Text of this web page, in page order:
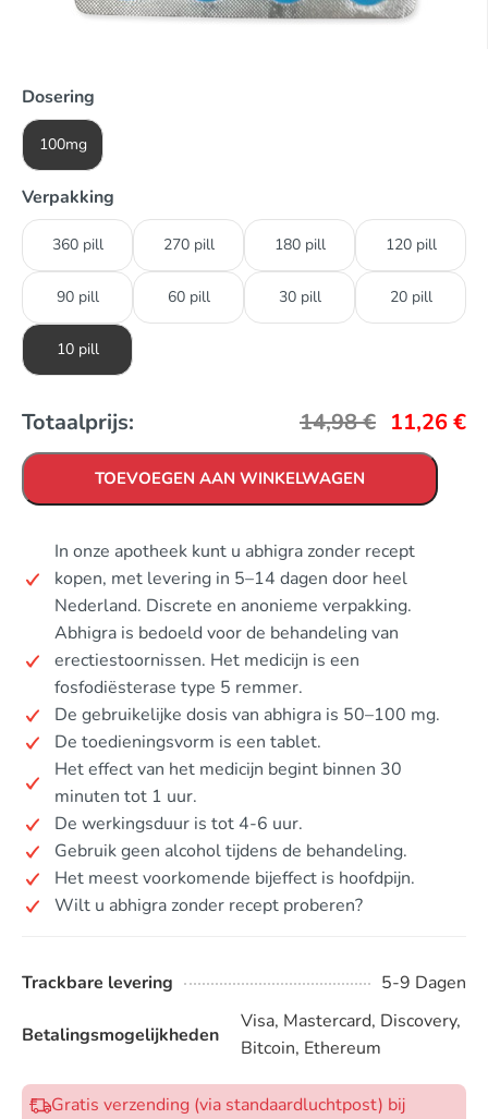
Dosering
100mg
Verpakking
360 pill 270 pill 180 pill 120 pill
90 pill 60 pill 30 pill 20 pill
10 pill
Totaalprijs: 14,98€ 11,26€
TOEVOEGEN AAN WINKELWAGEN
In onze apotheek kunt u abhigra zonder recept
kopen, met levering in 5–14 dagen door heel
Nederland. Discrete en anonieme verpakking.
Abhigra is bedoeld voor de behandeling van
erectiestoornissen. Het medicijn is een
fosfodiësterase type 5 remmer.
De gebruikelijke dosis van abhigra is 50–100 mg.
De toedieningsvorm is een tablet.
Het effect van het medicijn begint binnen 30
minuten tot 1 uur.
De werkingsduur is tot 4-6 uur.
Gebruik geen alcohol tijdens de behandeling.
Het meest voorkomende bijeffect is hoofdpijn.
Wilt u abhigra zonder recept proberen?
Trackbare levering 5-9 Dagen
Betalingsmogelijkheden
Visa, Mastercard, Discovery,
Bitcoin, Ethereum
Gratis verzending (via standaardluchtpost) bij